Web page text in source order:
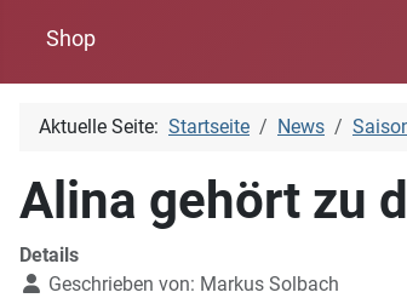
Shop
Aktuelle Seite: Startseite News
Alina gehört zu
Details
Geschrieben von: Markus Solbach